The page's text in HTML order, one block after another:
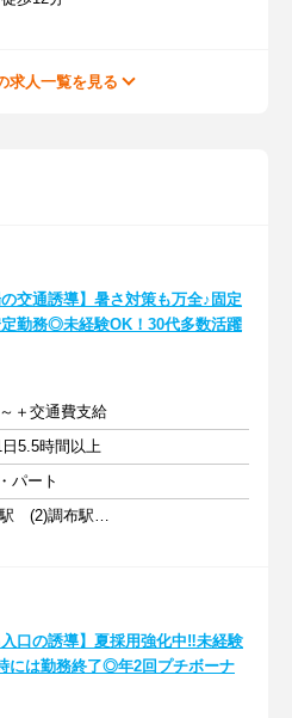
求人一覧を見る
の交通誘導】暑さ対策も万全♪固定
勤務◎未経験OK！30代多数活躍
＋交通費支給
5.5時間以上
パート
(1)競艇場前駅 (2)調布駅 (3)稲城駅
入口の誘導】夏採用強化中‼未経験
には勤務終了◎年2回プチボーナ